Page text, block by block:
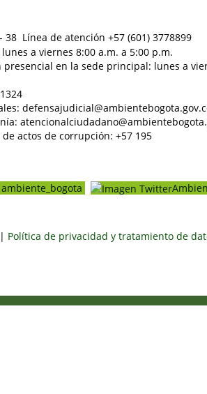
38 Línea de atención +57 (601) 3778899
a viernes 8:00 a.m. a 5:00 p.m.
presencial en la sede principal: lunes a
actos de corrupción: +57 195
ambiente_bogota
| Política de privacidad y tratamiento de